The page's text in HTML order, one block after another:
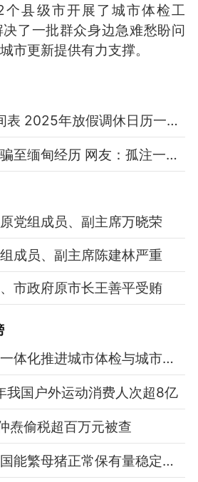
个县级市开展了城市体检工
了一批群众身边急难愁盼问
市更新提供有力支撑。
2025假期放假时间表 2025年放假调休日历一览表
中科院博士还原被骗至缅甸经历 网友：孤注一掷现实版
党组成员、副主席万晓荣
成员、副主席陈建林严重
市政府原市长王善平受贿
住房城乡建设部：一体化推进城市体检与城市更新
国户外运动消费人次超8亿
焘偷税超百万元被查
农业农村部设定全国能繁母猪正常保有量稳定在3750万头左右